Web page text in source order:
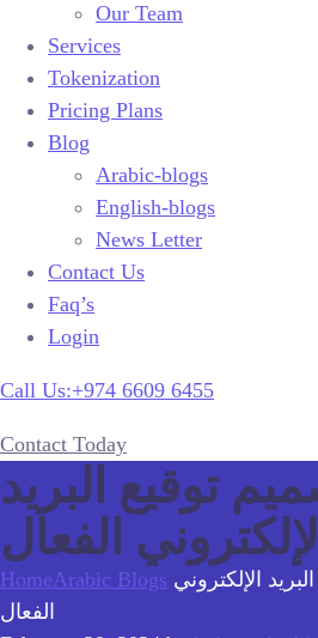
Our Team
Services
Tokenization
Pricing Plans
Blog
Arabic-blogs
English-blogs
News Letter
Contact Us
Faq’s
Login
Call Us:+974 6609 6455
Contact Today
توقيع البريد
الإلكتروني الفعال
HomeArabic Blogs الإلكتروني
الفعال